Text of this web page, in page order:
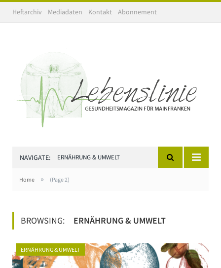
Heftarchiv Mediadaten Kontakt Abonnement
NAVIGATE: ERNÄHRUNG & UMWELT
Home » (Page 2)
BROWSING: ERNÄHRUNG & UMWELT
ERNÄHRUNG & UMWELT